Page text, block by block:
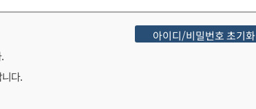
아이디/비밀번호 초기화
다.